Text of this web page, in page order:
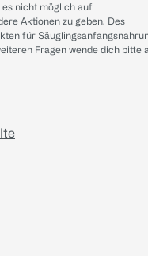
nicht möglich auf
Aktionen zu geben. Des
für
Fragen wende dich bitte